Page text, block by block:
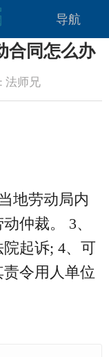
导航
合同怎么办
法师兄
地劳动局内
仲裁。 3、
起诉; 4、可
令用人单位